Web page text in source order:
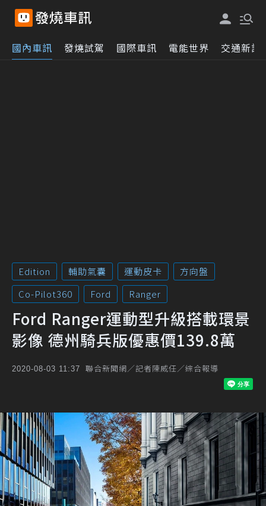
國內車訊 發燒試駕 國際車訊 電能世界 交通新訊
Edition 輔助氣囊 運動皮卡
方向盤
Co-Pilot360
Ford Ranger
Ford Ranger運動型升級搭載環景
影像 德州騎兵版優惠價139.8萬
2020-08-03 11:37 聯合新聞網／記者陳威任／綜合報導